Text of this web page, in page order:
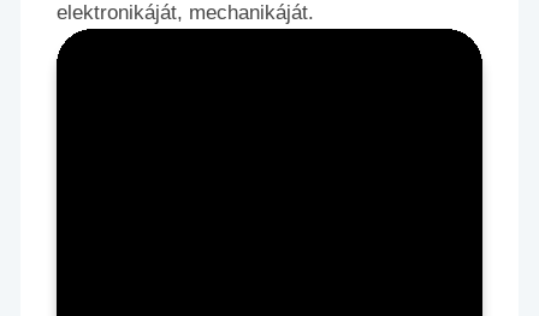
elektronikáját, mechanikáját.